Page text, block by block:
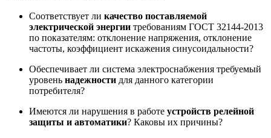
Соответствует ли качество поставляемой
электрической энергии требованиям ГОСТ 32144-2013
по показателям: отклонение напряжения, отклонение
частоты, коэффициент искажения синусоидальности?
Обеспечивает ли система электроснабжения требуемый
уровень надежности для данного категории
потребителя?
Имеются ли нарушения в работе устройств релейной
защиты и автоматики? Каковы их причины?